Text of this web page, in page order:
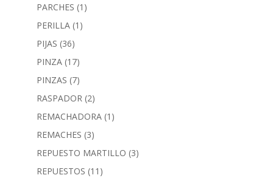
PARCHES (1)
PERILLA (1)
PIJAS (36)
PINZA (17)
PINZAS (7)
RASPADOR (2)
REMACHADORA (1)
REMACHES (3)
REPUESTO MARTILLO (3)
REPUESTOS (11)